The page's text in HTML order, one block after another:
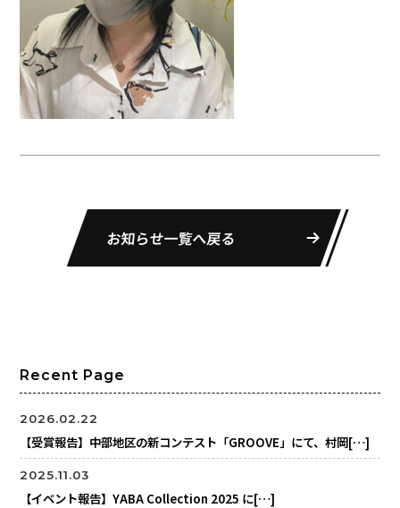
お知らせ一覧へ戻る
Recent Page
2026.02.22
【受賞報告】中部地区の新コンテスト「GROOVE」にて、村岡[…]
2025.11.03
【イベント報告】YABA Collection 2025 に[…]